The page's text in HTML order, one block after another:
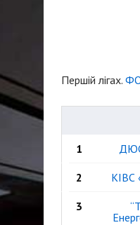
Першій лігах.
1
2 КІВС
3